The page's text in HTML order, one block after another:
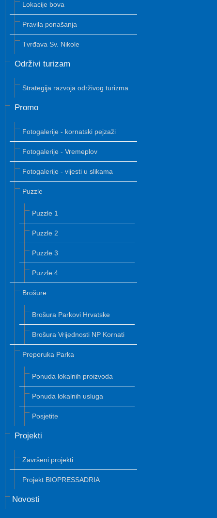
Lokacije bova
Pravila ponašanja
Tvrđava Sv. Nikole
Održivi turizam
Strategija razvoja održivog turizma
Promo
Fotogalerije - kornatski pejzaži
Fotogalerije - Vremeplov
Fotogalerije - vijesti u slikama
Puzzle
Puzzle 1
Puzzle 2
Puzzle 3
Puzzle 4
Brošure
Brošura Parkovi Hrvatske
Brošura Vrijednosti NP Kornati
Preporuka Parka
Ponuda lokalnih proizvoda
Ponuda lokalnih usluga
Posjetite
Projekti
Završeni projekti
Projekt BIOPRESSADRIA
Novosti